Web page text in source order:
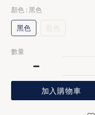
顏色 : 黑色
黑色 藍色
數量
加入購物車